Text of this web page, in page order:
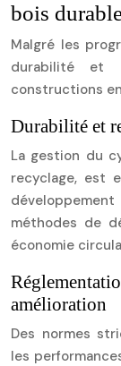
bois
Malgré les
durabilité et
constructions
Durabilité et
La gestion du
recyclage, est
méthodes de
économie
amélioration
Des normes
les